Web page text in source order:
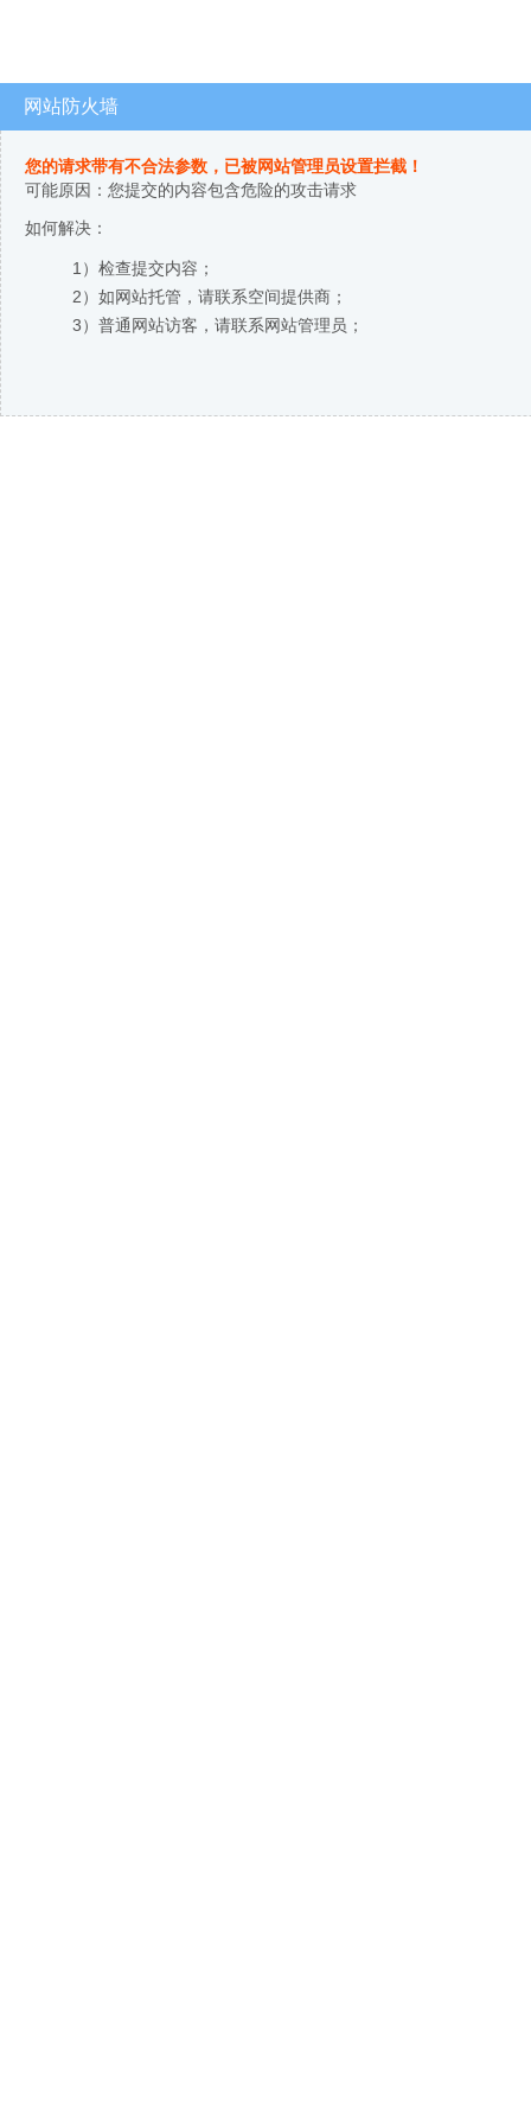
网站防火墙
您的请求带有不合法参数，已被网站管理员设置拦截！
可能原因：您提交的内容包含危险的攻击请求
如何解决：
1）检查提交内容；
2）如网站托管，请联系空间提供商；
3）普通网站访客，请联系网站管理员；